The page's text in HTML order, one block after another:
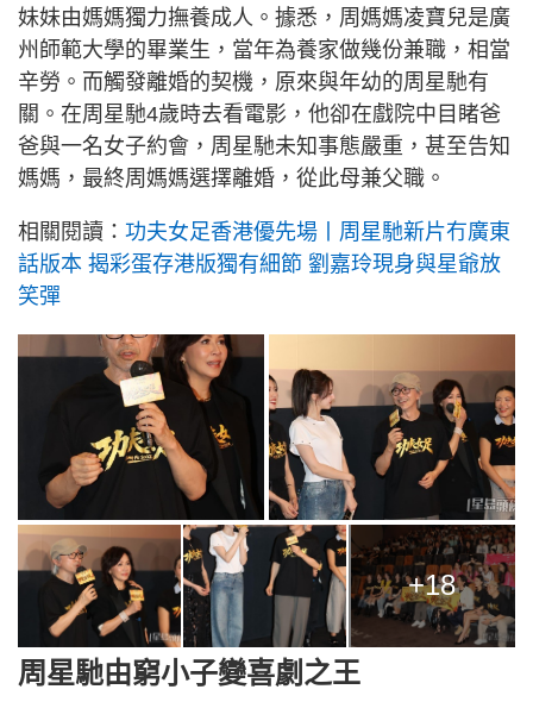
妹妹由媽媽獨力撫養成人。據悉，周媽媽凌寶兒是廣
州師範大學的畢業生，當年為養家做幾份兼職，相當
辛勞。而觸發離婚的契機，原來與年幼的周星馳有
關。在周星馳4歲時去看電影，他卻在戲院中目睹爸
爸與一名女子約會，周星馳未知事態嚴重，甚至告知
媽媽，最終周媽媽選擇離婚，從此母兼父職。
相關閱讀： 功夫女足香港優先場丨周星馳新片冇廣東
話版本 揭彩蛋存港版獨有細節 劉嘉玲現身與星爺放
笑彈
+18
周星馳由窮小子變喜劇之王